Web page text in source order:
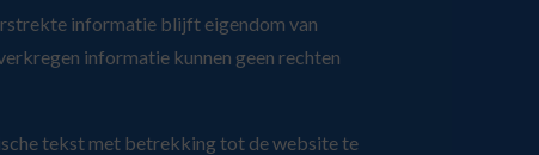
informatie blijft eigendom van
informatie kunnen geen rechten
tekst met betrekking tot de website te